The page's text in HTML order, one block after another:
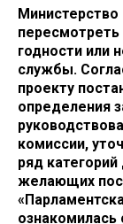
годности или
службы.
проекту
определения
комиссии,
ряд
желающих
ознакомилась